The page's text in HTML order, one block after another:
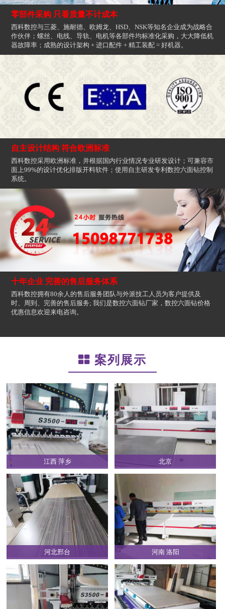
零部件采购 只看质量不计成本
西科数控与三菱、施耐德、欧姆龙、HSD、NSK等知名企业成为战略合
作伙伴；螺丝、电线、导轨、电机等各部件均标准化采购，大大降低机
器故障率；成熟的设计架构 + 进口配件 + 精工装配 = 好机器。
自主设计结构 符合欧洲标准
西科数控采用欧洲标准，并根据国内行业情况专业研发设计；可兼容市
面上99%的设计优化排版开料软件；使用自主研发专利数控六面钻控制
系统。
十年企业 完善的售后服务体系
西科数控拥有80余人的售后服务团队与外派技工人员为客户提供及
时、周到、完善的售后服务; 我们是数控六面钻厂家，数控六面钻价格
优惠信息欢迎来电咨询。
案列展示
江西 萍乡 北京
河北邢台 河南 洛阳